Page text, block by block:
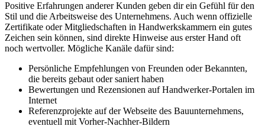
Positive Erfahrungen anderer Kunden geben dir ein Gefühl für den
Stil und die Arbeitsweise des Unternehmens. Auch wenn offizielle
Zertifikate oder Mitgliedschaften in Handwerkskammern ein gutes
Zeichen sein können, sind direkte Hinweise aus erster Hand oft
noch wertvoller. Mögliche Kanäle dafür sind:
Persönliche Empfehlungen von Freunden oder Bekannten,
die bereits gebaut oder saniert haben
Bewertungen und Rezensionen auf Handwerker-Portalen im
Internet
Referenzprojekte auf der Webseite des Bauunternehmens,
eventuell mit Vorher-Nachher-Bildern